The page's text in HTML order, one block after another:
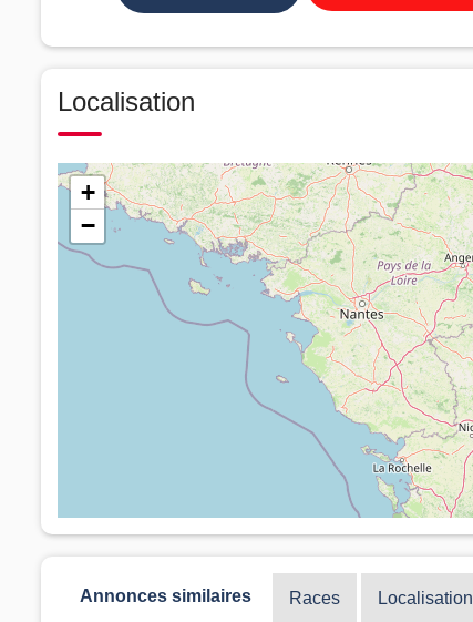
Localisation
+
−
Annonces similaires Races Localisation